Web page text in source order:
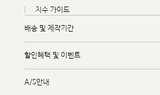
치수 가이드
배송 및 제작기간
할인혜택 및 이벤트
A/S안내